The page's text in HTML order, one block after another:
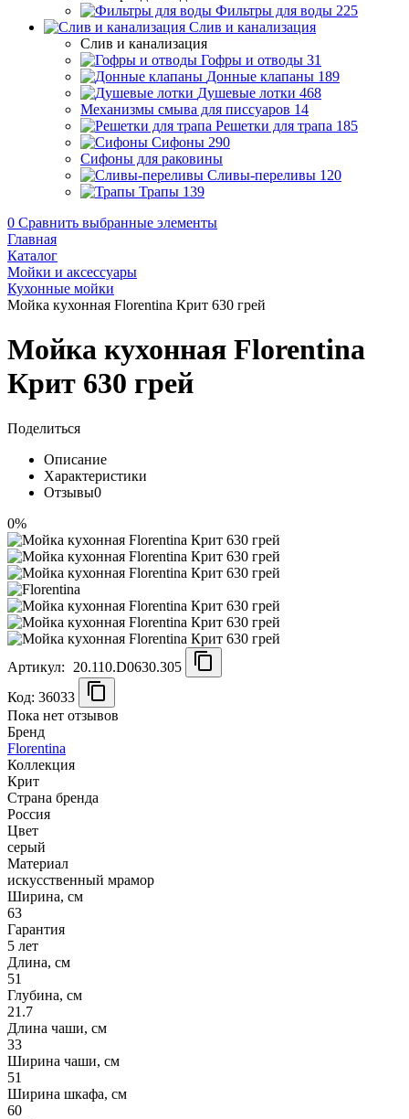
Фильтры для воды 225
Слив и канализация
Слив и канализация
Гофры и отводы 31
Донные клапаны 189
Душевые лотки 468
Механизмы смыва для писсуаров 14
Решетки для трапа 185
Сифоны 290
Сифоны для раковины
Сливы-переливы 120
Трапы 139
0 Сравнить выбранные элементы
Главная
Каталог
Мойки и аксессуары
Кухонные мойки
Мойка кухонная Florentina Крит 630 грей
Мойка кухонная Florentina
Крит 630 грей
Поделиться
Описание
Характеристики
Отзывы0
0%
Артикул:
20.110.D0630.305
Код: 36033
Пока нет отзывов
Бренд
Florentina
Коллекция
Крит
Страна бренда
Россия
Цвет
серый
Материал
искусственный мрамор
Ширина, см
63
Гарантия
5 лет
Длина, см
51
Глубина, см
21.7
Длина чаши, см
33
Ширина чаши, см
51
Ширина шкафа, см
60